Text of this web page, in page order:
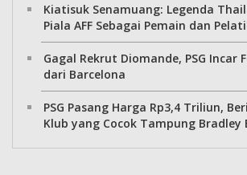
Kiatisuk Senamuang: Legenda
Piala AFF Sebagai Pemain dan
Gagal Rekrut Diomande, PSG Incar
dari Barcelona
PSG Pasang Harga Rp3,4 Triliun,
Klub yang Cocok Tampung Bradley